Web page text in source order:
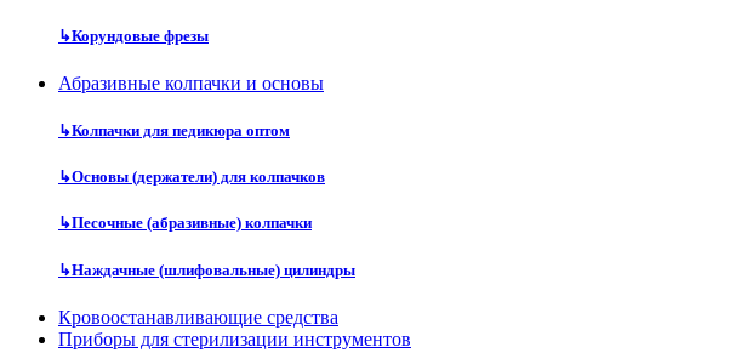
↳Корундовые фрезы
Абразивные колпачки и основы
↳Колпачки для педикюра оптом
↳Основы (держатели) для колпачков
↳Песочные (абразивные) колпачки
↳Наждачные (шлифовальные) цилиндры
Кровоостанавливающие средства
Приборы для стерилизации инструментов